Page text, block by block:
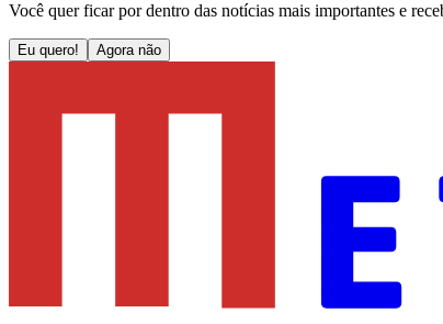
Você quer ficar por dentro das notícias mais importantes e
Eu quero! Agora não